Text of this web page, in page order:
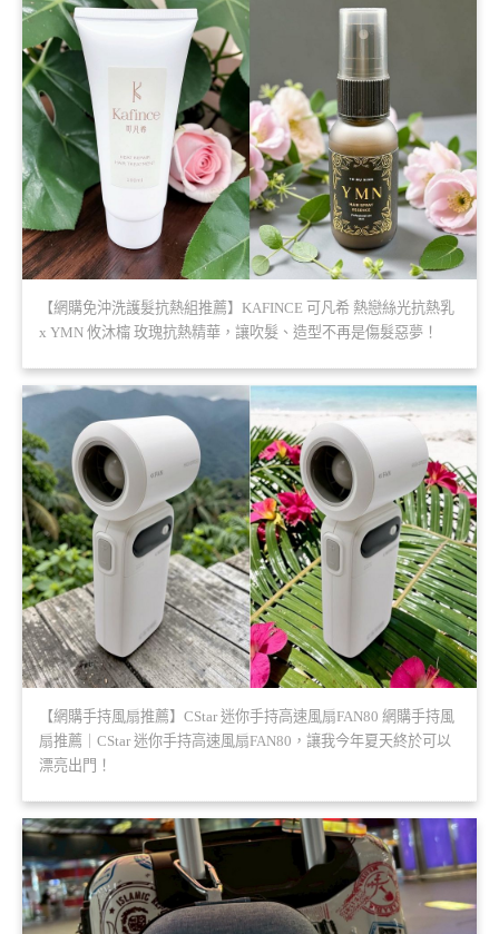
【網購免沖洗護髮抗熱組推薦】KAFINCE 可凡希 熱戀絲光抗熱乳
x YMN 攸沐橣 玫瑰抗熱精華，讓吹髮、造型不再是傷髮惡夢！
【網購手持風扇推薦】CStar 迷你手持高速風扇FAN80 網購手持風
扇推薦｜CStar 迷你手持高速風扇FAN80，讓我今年夏天終於可以
漂亮出門！